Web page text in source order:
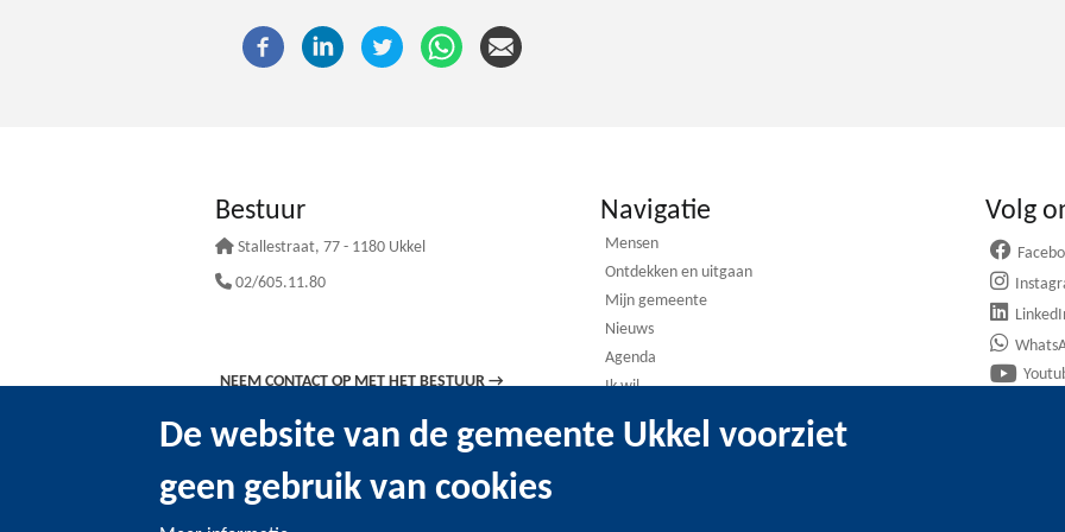
Bestuur
Stallestraat, 77 - 1180 Ukkel
02/605.11.80
NEEM CONTACT OP MET HET BESTUUR→
Navigatie
Mensen
Ontdekken en uitgaan
Mijn gemeente
Nieuws
Agenda
Ik wil
Volg
De website van de gemeente Ukkel voorziet
geen gebruik van cookies